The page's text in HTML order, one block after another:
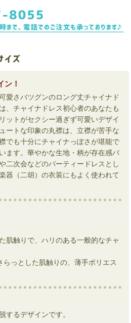
！
愛さバツグンのロング丈チャイナド
、チャイナドレス初心者のあなたも
ットがセクシー過ぎず可愛いデザイ
ートな印象の丸襟は、立襟が苦手な
でも十分にチャイナっぽさが堪能で
ます。華やかな生地・柄が存在感バ
二次会などのパーティードレスとし
器（二胡）の衣装にもよく使われて
肌触りで、ハリのある一般的なチャ
っとした肌触りの、薄手ポリエス
するデザインです。